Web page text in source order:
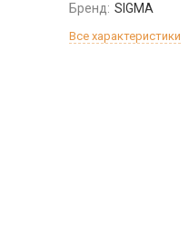
Бренд: SIGMA
Все характеристики